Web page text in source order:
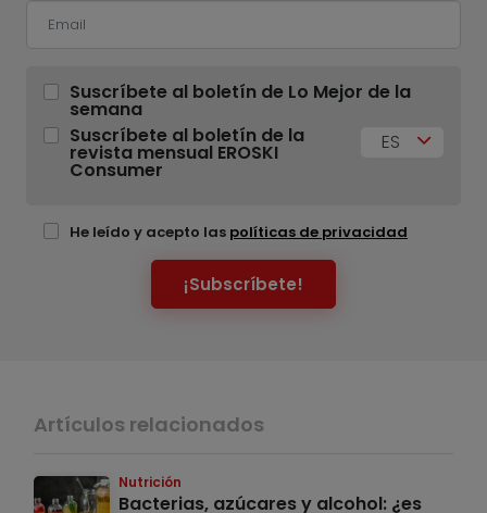
Suscríbete al boletín de Lo Mejor de la
semana
Suscríbete al boletín de la
revista mensual EROSKI
Consumer
ES
He leído y acepto las políticas de privacidad
¡Subscríbete!
Artículos relacionados
Nutrición
Bacterias, azúcares y alcohol: ¿es